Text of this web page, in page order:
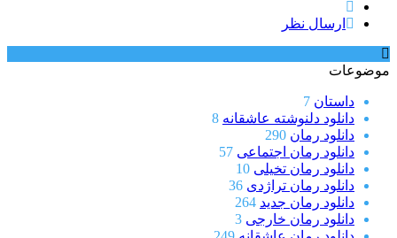
ارسال نظر
موضوعات
داستان 7
دانلود دلنوشته عاشقانه 8
دانلود رمان 290
دانلود رمان اجتماعی 57
دانلود رمان تخیلی 10
دانلود رمان تراژدی 36
دانلود رمان جدید 264
دانلود رمان خارجی 3